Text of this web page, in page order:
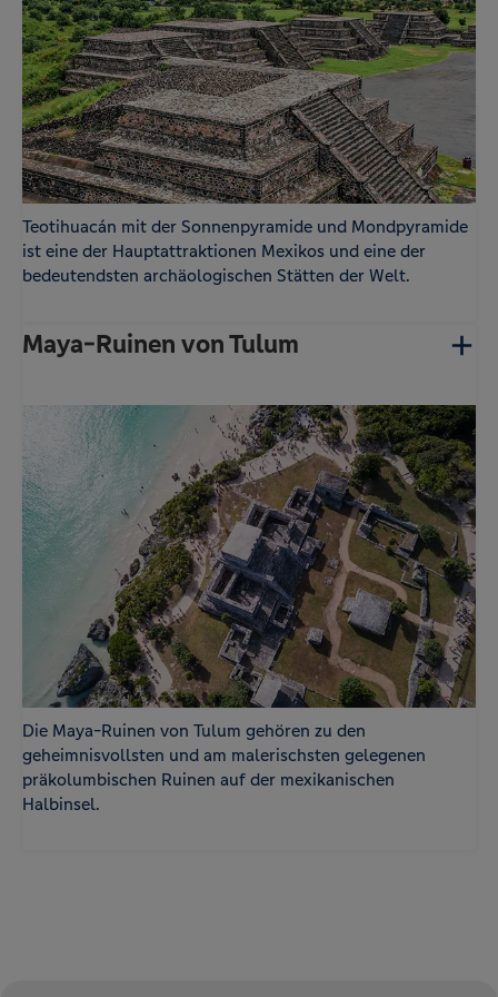
zufallsgenerierte Cookies ein.
Statistik
Name Anbieter Zweck
- Google
Der Google Tag Manager von Google setzt ein
cookieloses Tracking ein.
Teotihuacán mit der Sonnenpyramide und Mondpyramide
ist eine der Hauptattraktionen Mexikos und eine der
bedeutendsten archäologischen Stätten der Welt.
Maya-Ruinen von Tulum
Die Maya-Ruinen von Tulum gehören zu den
geheimnisvollsten und am malerischsten gelegenen
präkolumbischen Ruinen auf der mexikanischen
Halbinsel.